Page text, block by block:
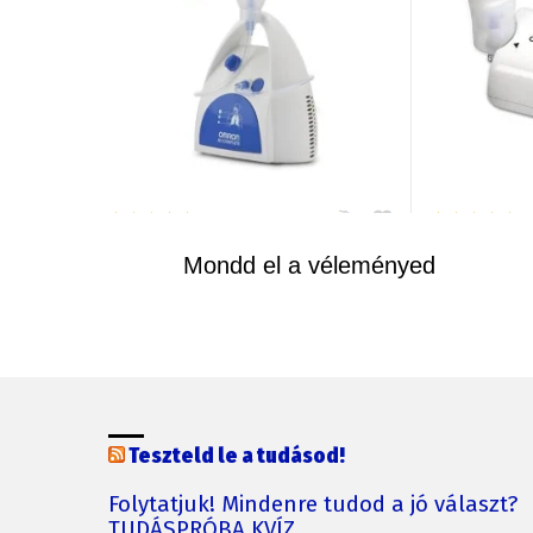
Mondd el a véleményed
Teszteld le a tudásod!
Folytatjuk! Mindenre tudod a jó választ?